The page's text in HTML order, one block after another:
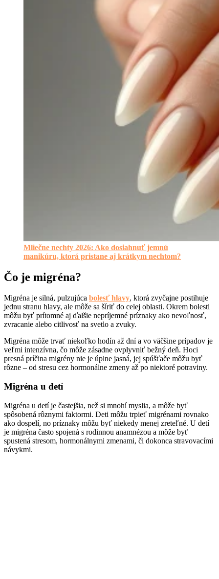
Mliečne nechty 2026: Ako dosiahnuť jemnú
manikúru, ktorá pristane aj krátkym nechtom?
Čo je migréna?
Migréna je silná, pulzujúca bolesť hlavy, ktorá zvyčajne postihuje
jednu stranu hlavy, ale môže sa šíriť do celej oblasti. Okrem bolesti
môžu byť prítomné aj ďalšie nepríjemné príznaky ako nevoľnosť,
zvracanie alebo citlivosť na svetlo a zvuky.
Migréna môže trvať niekoľko hodín až dní a vo väčšine prípadov je
veľmi intenzívna, čo môže zásadne ovplyvniť bežný deň. Hoci
presná príčina migrény nie je úplne jasná, jej spúšťače môžu byť
rôzne – od stresu cez hormonálne zmeny až po niektoré potraviny.
Migréna u detí
Migréna u detí je častejšia, než si mnohí myslia, a môže byť
spôsobená rôznymi faktormi. Deti môžu trpieť migrénami rovnako
ako dospelí, no príznaky môžu byť niekedy menej zreteľné. U detí
je migréna často spojená s rodinnou anamnézou a môže byť
spustená stresom, hormonálnymi zmenami, či dokonca stravovacími
návykmi.